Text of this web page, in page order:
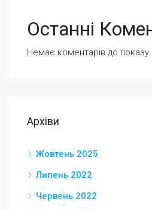
Останні
Немає коментарів до показу.
Архіви
Жовтень 2025
Липень 2022
Червень 2022